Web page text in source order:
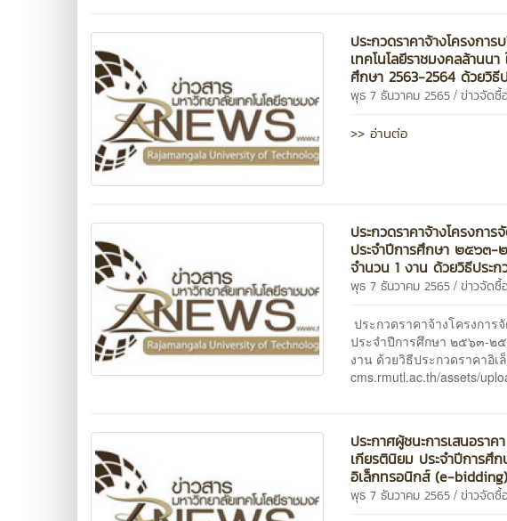
ประกวดราคาจ้างโครงกา
เทคโนโลยีราชมงคลล้าน
ศึกษา 2563-2564 ด้วยวิธี
พุธ 7 ธันวาคม 2565 /ข่าวจัดซื้
>> อ่านต่อ
ประกวดราคาจ้างโครงก
ประจำปีการศึกษา ๒๕๖๓-
จำนวน 1 งาน ด้วยวิธีประ
พุธ 7 ธันวาคม 2565 /ข่าวจัดซื้
ประกวดราคาจ้างโครงกา
ประจำปีการศึกษา ๒๕๖๓-๒
งาน ด้วยวิธีประกวดราคาอิ
cms.rmutl.ac.th/assets/
ประกาศผู้ชนะการเสนอรา
เกียรตินิยม ประจำปีการศึ
อิเล็กทรอนิกส์ (e-bidding)
พุธ 7 ธันวาคม 2565 /ข่าวจัดซื้